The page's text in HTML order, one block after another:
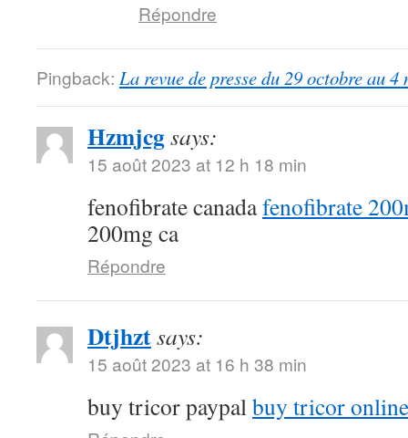
Répondre
Pingback: La revue de presse du 29 octobre au
Hzmjcgsays:
15 août 2023 at 12 h 18 min
fenofibrate canadafenofibrate
200mg ca
Répondre
Dtjhztsays:
15 août 2023 at 16 h 38 min
buy tricor paypalbuy tricor online